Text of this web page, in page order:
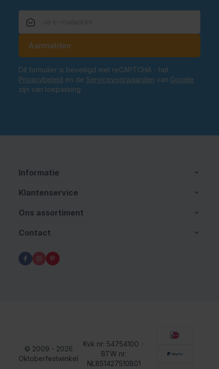
Aanmelden
Dit formulier is beveiligd met reCAPTCHA - het
Privacybeleid en de Servicevoorwaarden van Google
zijn van toepassing.
Informatie
Klantenservice
Ons assortiment
Contact
© 2009 - 2026
Oktoberfestwinkel
Kvk nr: 54754100
BTW nr:
NL851427510B01